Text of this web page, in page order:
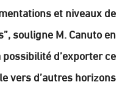
et niveaux de
souligne M. Canuto en
d’exporter ce
vers d’autres horizons.